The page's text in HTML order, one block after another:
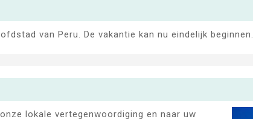
van Peru. De vakantie kan nu eindelijk beginnen.
lokale vertegenwoordiging en naar uw